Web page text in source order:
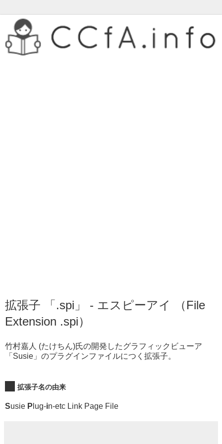
拡張子 「.spi」 - エスピーアイ （File
Extension .spi）
竹村嘉人 (たけちん)氏の開発したグラフィックビューア
「Susie」のプラグインファイルにつく拡張子。
拡張子名の由来
Susie P lug-in-etc Link Page File